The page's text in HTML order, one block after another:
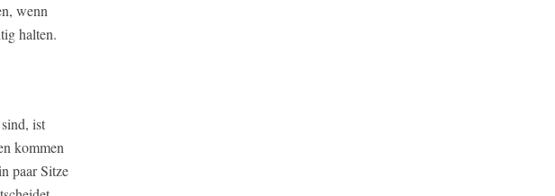
wenn
halten.
ist
kommen
paar Sitze